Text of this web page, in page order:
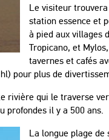
Le visiteur
station essence et
à pied aux villages
Tropicano, et
tavernes et cafés
pour plus de
qui le traverse
profondes il y a 500 ans.
La longue plage